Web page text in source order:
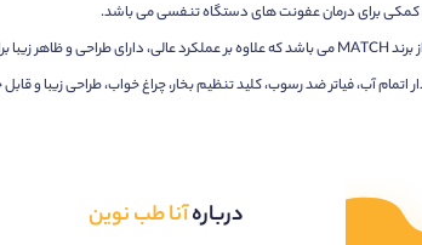
کمکی برای درمان عفونت های دستگاه تنفسی می باشد.
آب، فیاتر ضد رسوب، کلید تنظیم بخار، چراغ خواب، طراحی زیبا و
دربارهآنا طب نوین